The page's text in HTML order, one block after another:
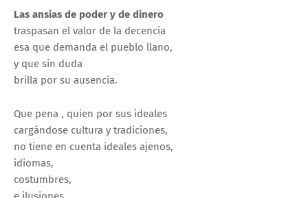
Las ansias de poder y de dinero
traspasan el valor de la decencia
esa que demanda el pueblo llano,
y que sin duda
brilla por su ausencia.
Que pena , quien por sus ideales
cargándose cultura y tradiciones,
no tiene en cuenta ideales ajenos,
idiomas,
costumbres,